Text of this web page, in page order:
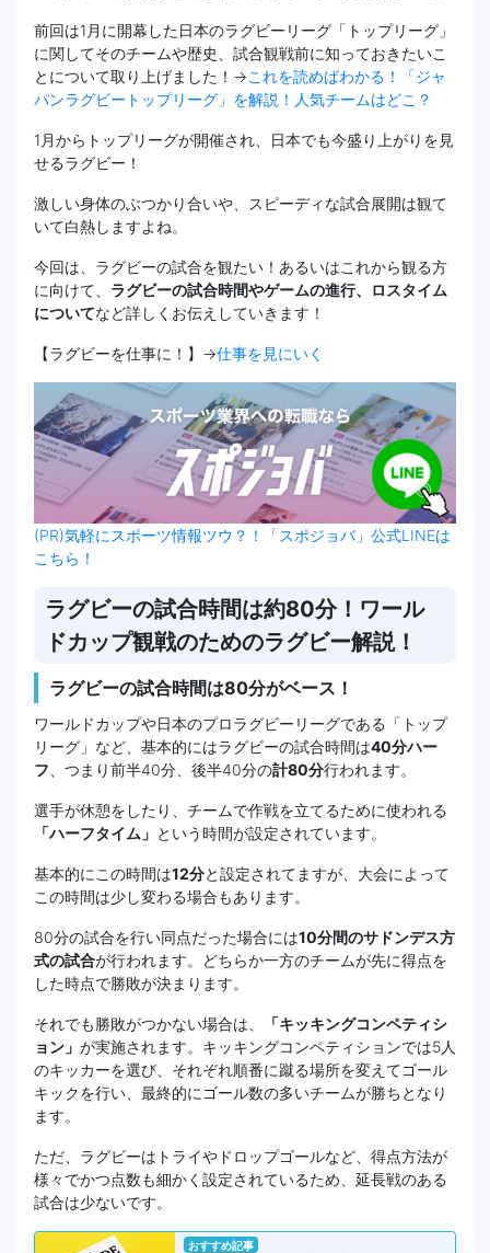
前回は1月に開幕した日本のラグビーリーグ「トップリーグ」
に関してそのチームや歴史、試合観戦前に知っておきたいこ
とについて取り上げました！→これを読めばわかる！「ジャ
パンラグビートップリーグ」を解説！人気チームはどこ？
1月からトップリーグが開催され、日本でも今盛り上がりを見
せるラグビー！
激しい身体のぶつかり合いや、スピーディな試合展開は観て
いて白熱しますよね。
今回は、ラグビーの試合を観たい！あるいはこれから観る方
に向けて、 ラグビーの試合時間やゲームの進行、ロスタイム
についてなど詳しくお伝えしていきます！
【ラグビーを仕事に！】→仕事を見にいく
(PR)気軽にスポーツ情報ツウ？！「スポジョバ」公式LINEは
こちら！
ラグビーの試合時間は約80分！ワール
ドカップ観戦のためのラグビー解説！
ラグビーの試合時間は80分がベース！
ワールドカップや日本のプロラグビーリーグである「トップ
リーグ」など、基本的にはラグビーの試合時間は40分ハー
フ 、つまり前半40分、後半40分の計80分行われます。
選手が休憩をしたり、チームで作戦を立てるために使われる
「ハーフタイム」 という時間が設定されています。
基本的にこの時間は12分と設定されてますが、大会によって
この時間は少し変わる場合もあります。
80分の試合を行い同点だった場合には10分間のサドンデス方
式の試合が行われます。どちらか一方のチームが先に得点を
した時点で勝敗が決まります。
それでも勝敗がつかない場合は、
「キッキングコンペティシ
ョン」 が実施されます。キッキングコンペティションでは5人
のキッカーを選び、それぞれ順番に蹴る場所を変えてゴール
キックを行い、最終的にゴール数の多いチームが勝ちとなり
ます。
ただ、ラグビーはトライやドロップゴールなど、得点方法が
様々でかつ点数も細かく設定されているため、延長戦のある
試合は少ないです。
おすすめ記事